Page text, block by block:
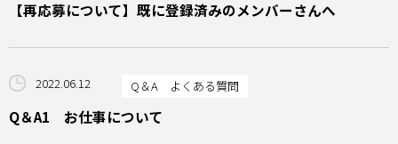
【再応募について】既に登録済みのメンバーさんへ
2022.06.12 Q＆A よくある質問
Q＆A1 お仕事について